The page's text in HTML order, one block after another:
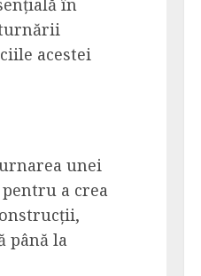
acestei
unei
a crea
până la